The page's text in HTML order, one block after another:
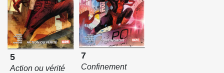
5
Action ou vérité
7
Confinement